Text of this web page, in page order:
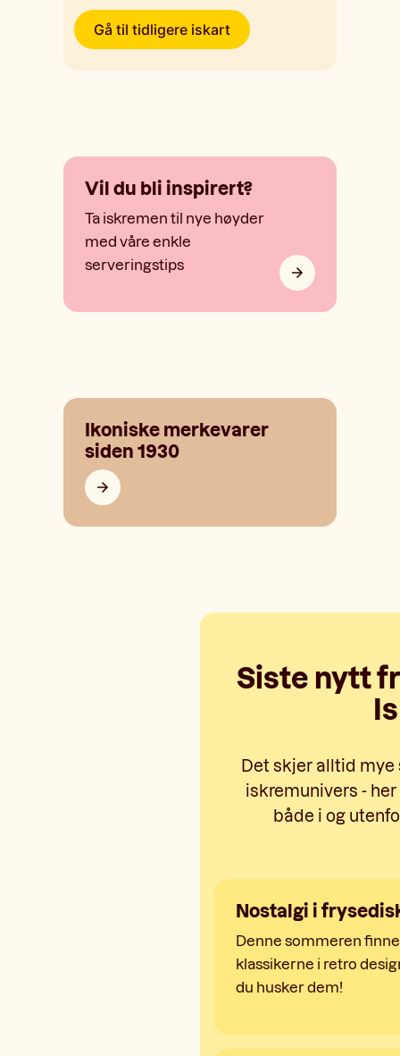
Gå til tidligere iskart
Vil du bli inspirert?
Ta iskremen til nye høyder
med våre enkle
serveringstips
Ikoniske merkevarer
siden 1930
Siste nytt
Is
Det skjer alltid mye
iskremunivers -
både i og
Nostalgi i
Denne sommeren
klassikerne i retro
du husker dem!